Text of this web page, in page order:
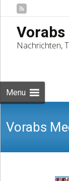
Nachrichten,
Menu
Vorabs